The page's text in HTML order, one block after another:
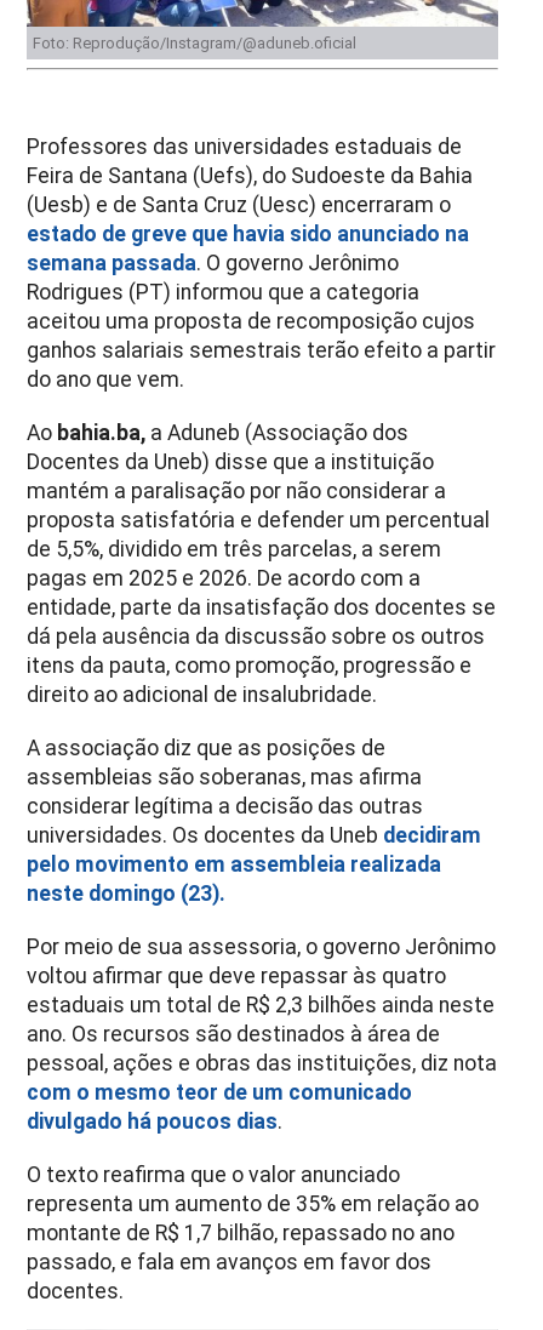
Foto: Reprodução/Instagram/@aduneb.oficial
Professores das universidades estaduais de
Feira de Santana (Uefs), do Sudoeste da Bahia
(Uesb) e de Santa Cruz (Uesc) encerraram o
estado de greve que havia sido anunciado na
semana passada. O governo Jerônimo
Rodrigues (PT) informou que a categoria
aceitou uma proposta de recomposição cujos
ganhos salariais semestrais terão efeito a partir
do ano que vem.
Ao bahia.ba, a Aduneb (Associação dos
Docentes da Uneb) disse que a instituição
mantém a paralisação por não considerar a
proposta satisfatória e defender um percentual
de 5,5%, dividido em três parcelas, a serem
pagas em 2025 e 2026. De acordo com a
entidade, parte da insatisfação dos docentes se
dá pela ausência da discussão sobre os outros
itens da pauta, como promoção, progressão e
direito ao adicional de insalubridade.
A associação diz que as posições de
assembleias são soberanas, mas afirma
considerar legítima a decisão das outras
universidades. Os docentes da Uneb decidiram
pelo movimento em assembleia realizada
neste domingo (23).
Por meio de sua assessoria, o governo Jerônimo
voltou afirmar que deve repassar às quatro
estaduais um total de R$ 2,3 bilhões ainda neste
ano. Os recursos são destinados à área de
pessoal, ações e obras das instituições, diz nota
com o mesmo teor de um comunicado
divulgado há poucos dias.
O texto reafirma que o valor anunciado
representa um aumento de 35% em relação ao
montante de R$ 1,7 bilhão, repassado no ano
passado, e fala em avanços em favor dos
docentes.